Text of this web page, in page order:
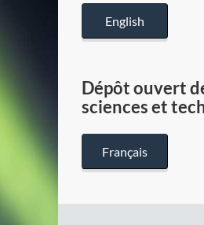
English
Dépôt ouvert
sciences et
Français